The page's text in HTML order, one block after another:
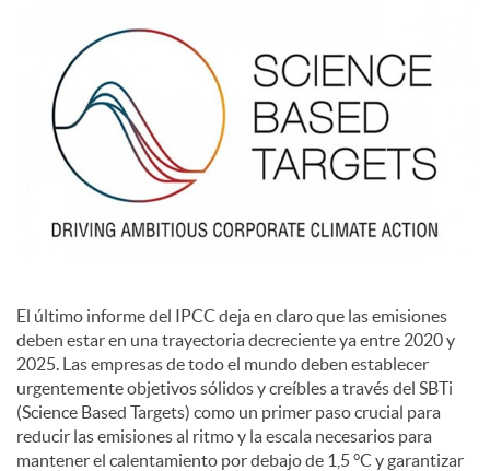
o
n
El último informe del IPCC deja en claro que las emisiones
deben estar en una trayectoria decreciente ya entre 2020 y
2025. Las empresas de todo el mundo deben establecer
urgentemente objetivos sólidos y creíbles a través del SBTi
(Science Based Targets) como un primer paso crucial para
reducir las emisiones al ritmo y la escala necesarios para
mantener el calentamiento por debajo de 1,5 °C y garantizar